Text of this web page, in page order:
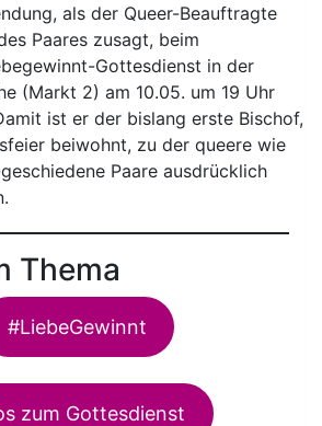
als der Queer-Beauftragte
Paares zusagt, beim
Gottesdienst in der
(Markt 2) am 10.05. um 19 Uhr
ist er der bislang erste Bischof,
beiwohnt, zu der queere wie
Paare ausdrücklich
Thema
#LiebeGewinnt
zum Gottesdienst